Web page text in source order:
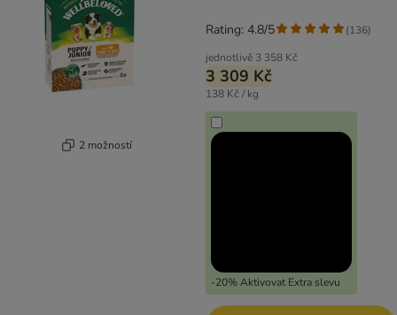
2 možností
jednotlivě 3 358 Kč
3 309 Kč
138 Kč / kg
-20% Aktivovat Extra slevu
Rating: 4.8/5 (136)